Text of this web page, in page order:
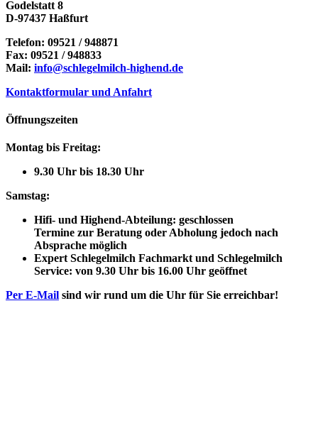
Godelstatt 8
D-97437 Haßfurt
Telefon: 09521 / 948871
Fax: 09521 / 948833
Mail: info@schlegelmilch-highend.de
Kontaktformular und Anfahrt
Öffnungszeiten
Montag bis Freitag:
9.30 Uhr bis 18.30 Uhr
Samstag:
Hifi- und Highend-Abteilung: geschlossen
Termine zur Beratung oder Abholung jedoch nach
Absprache möglich
Expert Schlegelmilch Fachmarkt und Schlegelmilch
Service: von 9.30 Uhr bis 16.00 Uhr geöffnet
Per E-Mail sind wir rund um die Uhr für Sie erreichbar!